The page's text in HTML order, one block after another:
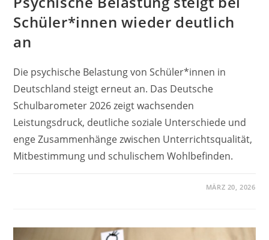
Schüler*innen wieder deutlich
an
Die psychische Belastung von Schüler*innen in
Deutschland steigt erneut an. Das Deutsche
Schulbarometer 2026 zeigt wachsenden
Leistungsdruck, deutliche soziale Unterschiede und
enge Zusammenhänge zwischen Unterrichtsqualität,
Mitbestimmung und schulischem Wohlbefinden.
MÄRZ 20, 2026